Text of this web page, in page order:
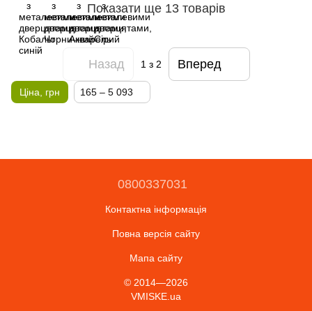
Показати ще 13 товарів
Назад 1 з 2 Вперед
Ціна, грн 165 – 5 093
0800337031
Контактна інформація
Повна версія сайту
Мапа сайту
© 2014—2026
VMISKE.ua